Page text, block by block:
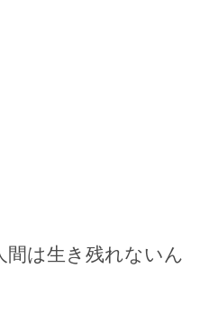
は生き残れないん